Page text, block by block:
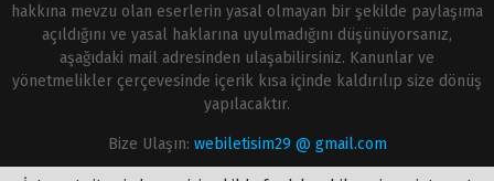
hakkına mevzu olan eserlerin yasal olmayan bir şekilde paylaşıma
açıldığını ve yasal haklarına uyulmadığını düşünüyorsanız,
aşağıdaki mail adresinden ulaşabilirsiniz. Kanunlar ve
yönetmelikler çerçevesinde içerik kısa içinde kaldırılıp size dönüş
yapılacaktır.
Bize Ulaşın: webiletisim29 @ gmail.com